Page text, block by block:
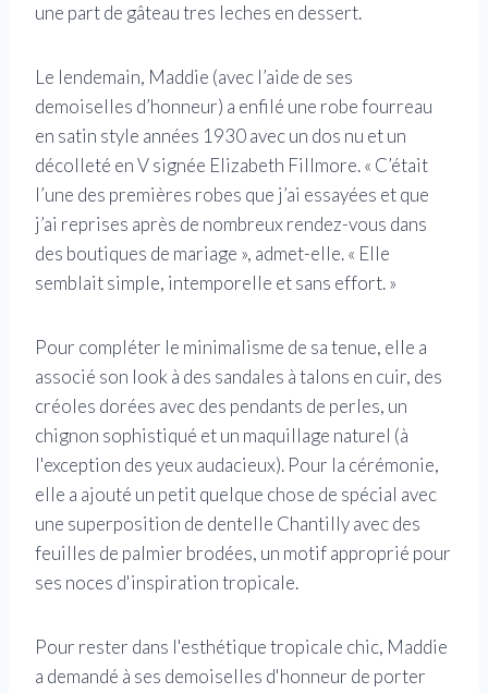
une part de gâteau tres leches en dessert.
Le lendemain, Maddie (avec l’aide de ses
demoiselles d’honneur) a enfilé une robe fourreau
en satin style années 1930 avec un dos nu et un
décolleté en V signée Elizabeth Fillmore. « C’était
l’une des premières robes que j’ai essayées et que
j’ai reprises après de nombreux rendez-vous dans
des boutiques de mariage », admet-elle. « Elle
semblait simple, intemporelle et sans effort. »
Pour compléter le minimalisme de sa tenue, elle a
associé son look à des sandales à talons en cuir, des
créoles dorées avec des pendants de perles, un
chignon sophistiqué et un maquillage naturel (à
l'exception des yeux audacieux). Pour la cérémonie,
elle a ajouté un petit quelque chose de spécial avec
une superposition de dentelle Chantilly avec des
feuilles de palmier brodées, un motif approprié pour
ses noces d'inspiration tropicale.
Pour rester dans l'esthétique tropicale chic, Maddie
a demandé à ses demoiselles d'honneur de porter